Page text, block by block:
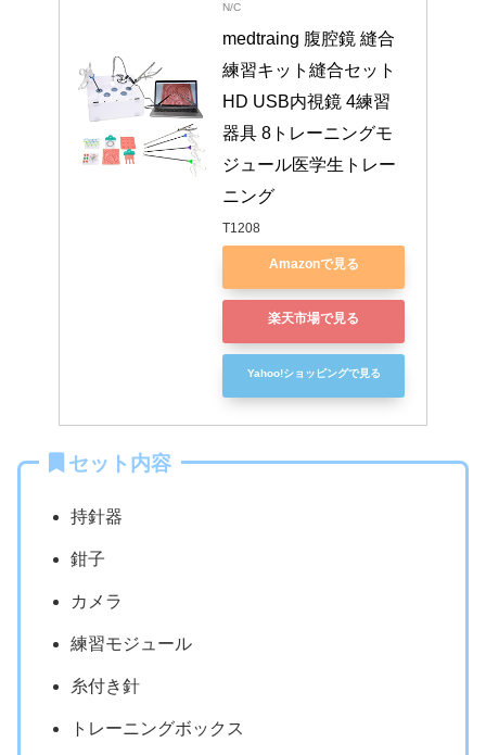
N/C
medtraing 腹腔鏡 縫合
練習キット縫合セット
HD USB内視鏡 4練習
器具 8トレーニングモ
ジュール医学生トレー
ニング
T1208
Amazonで見る
楽天市場で見る
Yahoo!ショッピングで見る
セット内容
持針器
鉗子
カメラ
練習モジュール
糸付き針
トレーニングボックス